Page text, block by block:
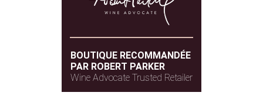
BOUTIQUE RECOMMANDÉE
PAR ROBERT PARKER
Wine Advocate Trusted Retailer